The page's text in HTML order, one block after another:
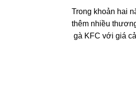
Trong khoản hai
thêm nhiều
gà KFC với giá